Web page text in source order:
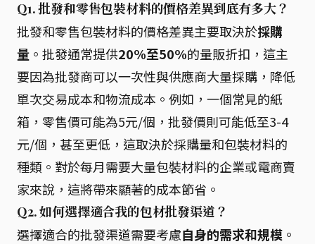
Q1. 批發和零售包裝材料的價格差異到底有多大？
批發和零售包裝材料的價格差異主要取決於採購
量 。批發通常提供20%至50%的量販折扣，這主
要因為批發商可以一次性與供應商大量採購，降低
單次交易成本和物流成本。例如，一個常見的紙
箱，零售價可能為5元/個，批發價則可能低至3-4
元/個，甚至更低，這取決於採購量和包裝材料的
種類。對於每月需要大量包裝材料的企業或電商賣
家來說，這將帶來顯著的成本節省。
Q2. 如何選擇適合我的包材批發渠道？
選擇適合的批發渠道需要考慮自身的需求和規模 。